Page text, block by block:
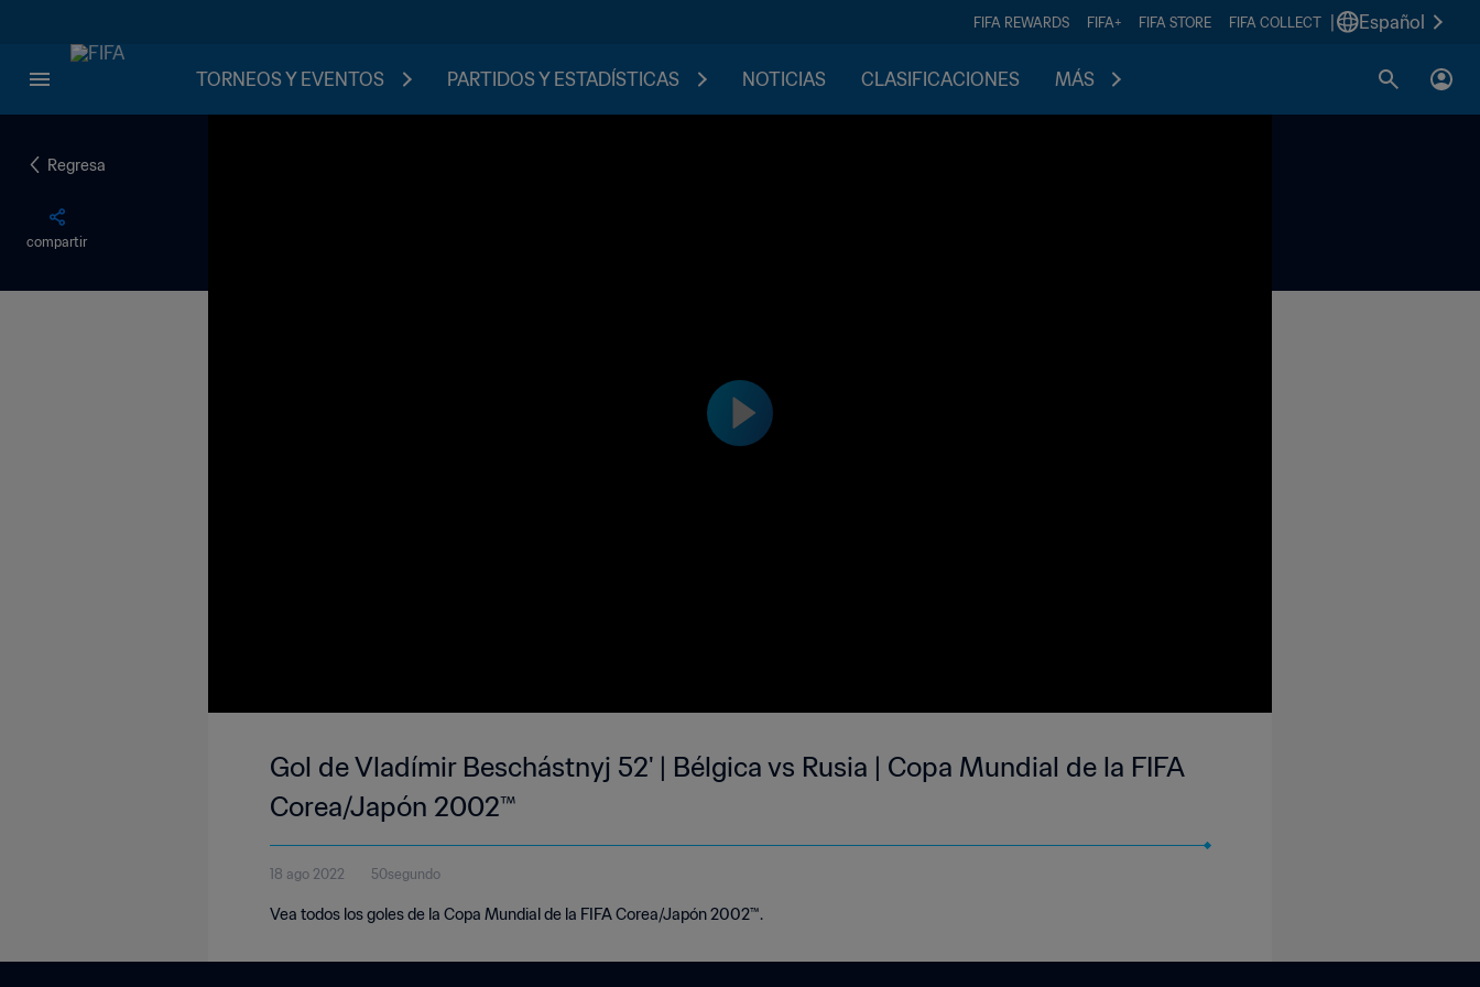
FIFA REWARDS FIFA+ FIFA STORE FIFA COLLECT Español
TORNEOS Y EVENTOS PARTIDOS Y ESTADÍSTICAS NOTICIAS CLASIFICACIONES MÁS
Regresa
compartir
Gol de Vladímir Beschástnyj 52' | Bélgica vs Rusia | Copa Mundial de la FIFA
Corea/Japón 2002™
18 ago 2022 50segundo
Vea todos los goles de la Copa Mundial de la FIFA Corea/Japón 2002™.